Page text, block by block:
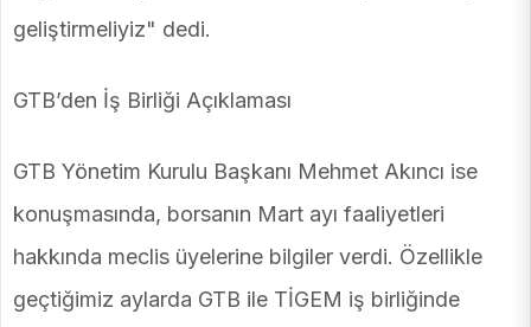
geliştirmeliyiz" dedi.
GTB’den İş Birliği Açıklaması
GTB Yönetim Kurulu Başkanı Mehmet Akıncı ise
konuşmasında, borsanın Mart ayı faaliyetleri
hakkında meclis üyelerine bilgiler verdi. Özellikle
geçtiğimiz aylarda GTB ile TİGEM iş birliğinde